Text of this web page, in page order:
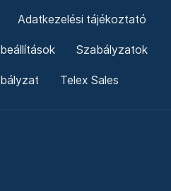
Adatkezelési tájékoztató
Szabályzatok
Telex Sales